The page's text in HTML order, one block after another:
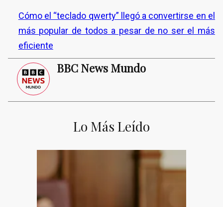
Cómo el “teclado qwerty” llegó a convertirse en el
más popular de todos a pesar de no ser el más
eficiente
BBC News Mundo
Lo Más Leído